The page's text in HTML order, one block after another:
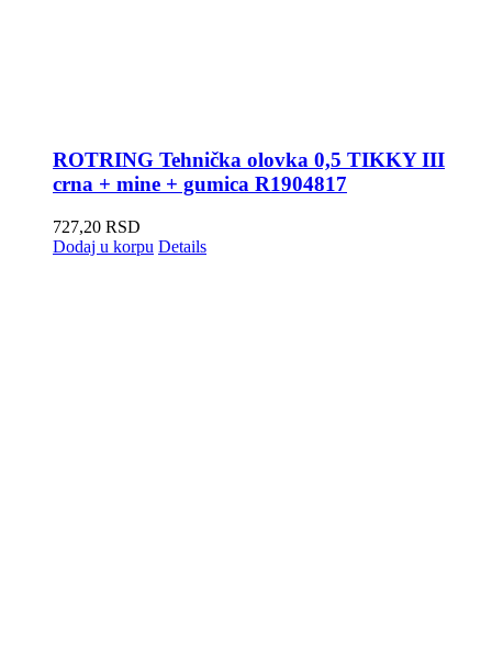
ROTRING Tehnička olovka 0,5 TIKKY III
crna + mine + gumica R1904817
727,20 RSD
Dodaj u korpu Details